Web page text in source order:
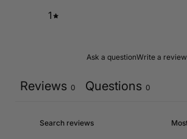
1
Ask a questionWrite a review
Reviews 0 Questions 0